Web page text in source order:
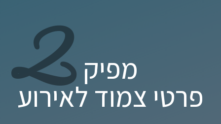
2 מפיק
פרטי צמוד לאירוע